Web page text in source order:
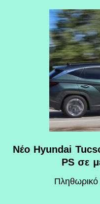
Νέο Hyundai
PS σε